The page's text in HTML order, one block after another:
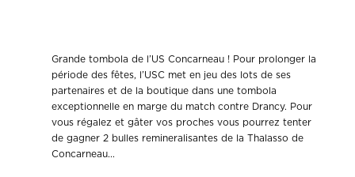
Grande tombola de l’US Concarneau ! Pour prolonger la
période des fêtes, l’USC met en jeu des lots de ses
partenaires et de la boutique dans une tombola
exceptionnelle en marge du match contre Drancy. Pour
vous régalez et gâter vos proches vous pourrez tenter
de gagner 2 bulles remineralisantes de la Thalasso de
Concarneau...